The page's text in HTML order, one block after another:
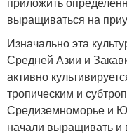
выращиваться на
Изначально эта
Средней Азии и
активно
тропическим и
Средиземноморье и
начали выращивать и